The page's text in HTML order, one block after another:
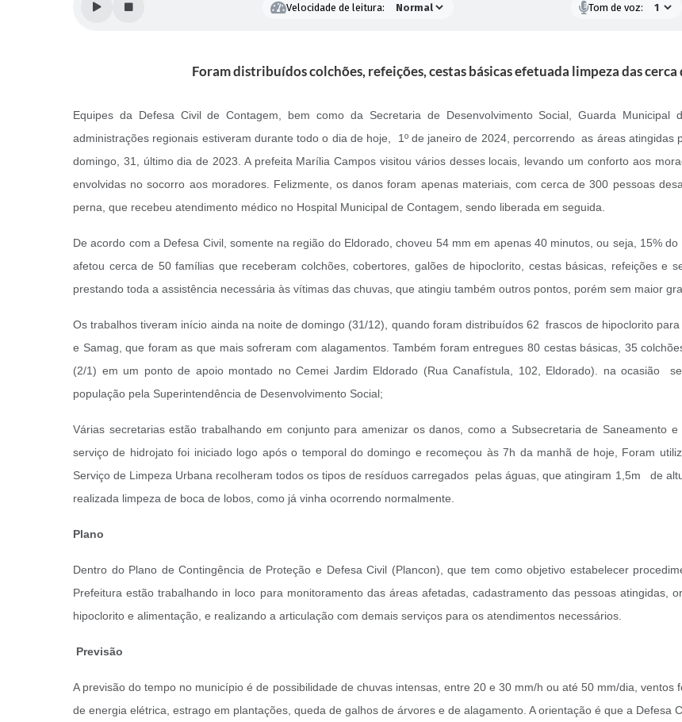
Velocidade de leitura: Tom de voz:
Foram distribuídos colchões, refeições, cestas básicas efetuada limpeza das
Equipes da Defesa Civil de Contagem, bem como da Secretaria de Desenvolvimento Social, Guarda
administrações regionais estiveram durante todo o dia de hoje, 1º de janeiro de 2024, percorrendo as áreas
domingo, 31, último dia de 2023. A prefeita Marília Campos visitou vários desses locais, levando um conforto aos
envolvidas no socorro aos moradores. Felizmente, os danos foram apenas materiais, com cerca de 300 pessoas
perna, que recebeu atendimento médico no Hospital Municipal de Contagem, sendo liberada em seguida.
De acordo com a Defesa Civil, somente na região do Eldorado, choveu 54 mm em apenas 40 minutos, ou seja, 15%
afetou cerca de 50 famílias que receberam colchões, cobertores, galões de hipoclorito, cestas básicas, refeições e
prestando toda a assistência necessária às vítimas das chuvas, que atingiu também outros pontos, porém sem maior
Os trabalhos tiveram início ainda na noite de domingo (31/12), quando foram distribuídos 62 frascos de hipoclorito
e Samag, que foram as que mais sofreram com alagamentos. Também foram entregues 80 cestas básicas, 35
(2/1) em um ponto de apoio montado no Cemei Jardim Eldorado (Rua Canafístula, 102, Eldorado). na ocasião
população pela Superintendência de Desenvolvimento Social;
Várias secretarias estão trabalhando em conjunto para amenizar os danos, como a Subsecretaria de Saneamento
serviço de hidrojato foi iniciado logo após o temporal do domingo e recomeçou às 7h da manhã de hoje, Foram
Serviço de Limpeza Urbana recolheram todos os tipos de resíduos carregados pelas águas, que atingiram 1,5m de
realizada limpeza de boca de lobos, como já vinha ocorrendo normalmente.
Plano
Dentro do Plano de Contingência de Proteção e Defesa Civil (Plancon), que tem como objetivo estabelecer
Prefeitura estão trabalhando in loco para monitoramento das áreas afetadas, cadastramento das pessoas atingidas,
hipoclorito e alimentação, e realizando a articulação com demais serviços para os atendimentos necessários.
Previsão
A previsão do tempo no município é de possibilidade de chuvas intensas, entre 20 e 30 mm/h ou até 50 mm/dia,
de energia elétrica, estrago em plantações, queda de galhos de árvores e de alagamento. A orientação é que a Defesa